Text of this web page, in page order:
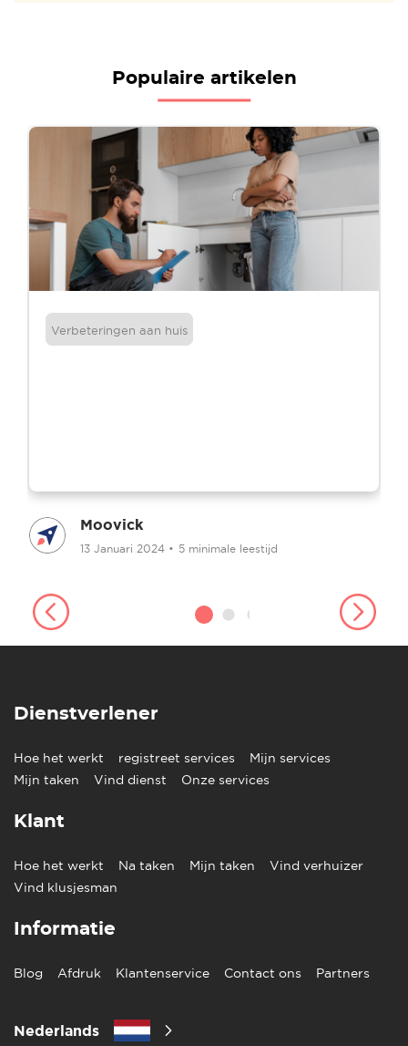
Populaire artikelen
Verbeteringen aan huis
Moovick
13 Januari 2024 • 5 minimale leestijd
Dienstverlener
Hoe het werkt registreet services
Mijn services
Mijn taken
Vind dienst Onze services
Klant
Hoe het werkt Na taken Mijn taken
Vind verhuizer
Vind klusjesman
Informatie
Blog Afdruk Klantenservice Contact ons Partners
Nederlands